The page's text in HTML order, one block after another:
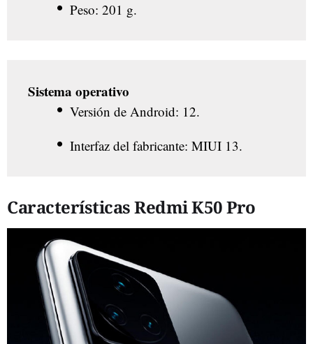
Peso: 201 g.
Sistema operativo
Versión de Android: 12.
Interfaz del fabricante: MIUI 13.
Características Redmi K50 Pro